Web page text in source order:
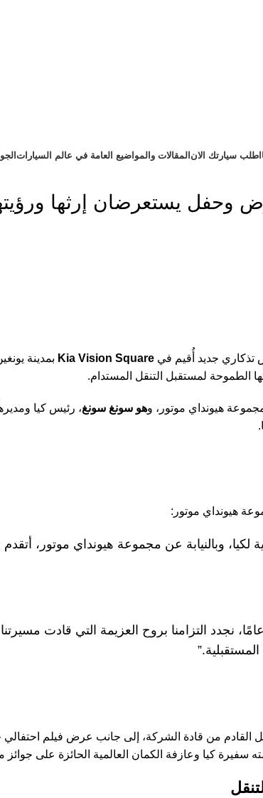
اطلب سيارتك الان المقالات والمواضيع العامة في عالم السيارات
وحفل يستعرضان إرثها
تذكاري جديد أُقيم في Kia Vision Square بمدينة
الطموحة لمستقبل التنقل المستدام.
هيونداي موتور، وهو سونغ سونغ، رئيس كيا
هيونداي موتور:
لكيا، وبالنيابة عن مجموعة هيونداي موتور،
نجدد التزامنا بروح العزيمة التي قادت
القادم من قادة الشركة، إلى جانب عرض فيلم
كيا وعازفة الكمان العالمية الحائزة على جوائز